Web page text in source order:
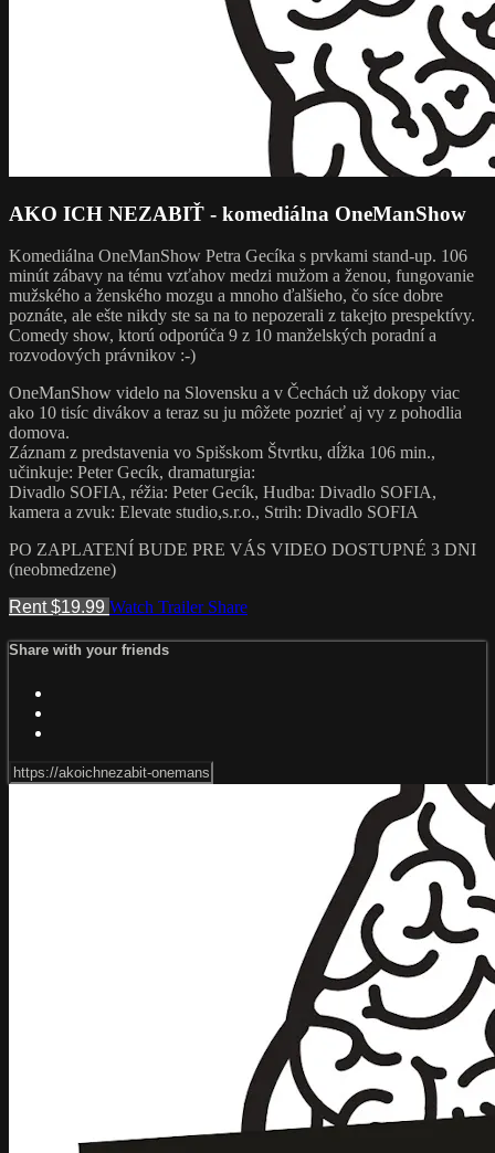
AKO ICH NEZABIŤ - komediálna OneManShow
Komediálna OneManShow Petra Gecíka s prvkami stand-up. 106
minút zábavy na tému vzťahov medzi mužom a ženou, fungovanie
mužského a ženského mozgu a mnoho ďalšieho, čo síce dobre
poznáte, ale ešte nikdy ste sa na to nepozerali z takejto prespektívy.
Comedy show, ktorú odporúča 9 z 10 manželských poradní a
rozvodových právnikov :-)
OneManShow videlo na Slovensku a v Čechách už dokopy viac
ako 10 tisíc divákov a teraz su ju môžete pozrieť aj vy z pohodlia
domova.
Záznam z predstavenia vo Spišskom Štvrtku, dĺžka 106 min.,
učinkuje: Peter Gecík, dramaturgia:
Divadlo SOFIA, réžia: Peter Gecík, Hudba: Divadlo SOFIA,
kamera a zvuk: Elevate studio,s.r.o., Strih: Divadlo SOFIA
PO ZAPLATENÍ BUDE PRE VÁS VIDEO DOSTUPNÉ 3 DNI
(neobmedzene)
Rent $19.99 Watch Trailer Share
Share with your friends